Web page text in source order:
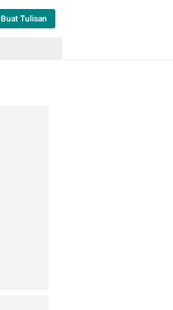
Buat Tulisan